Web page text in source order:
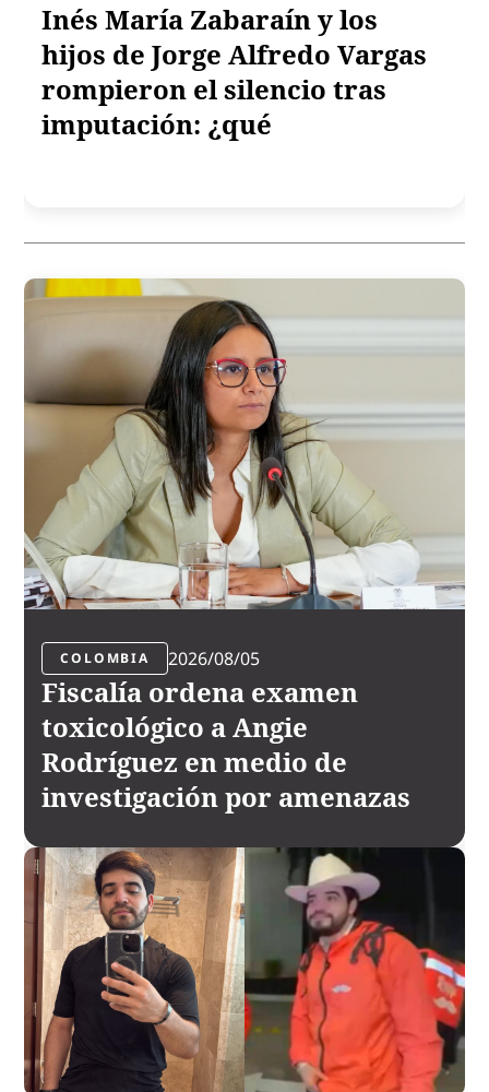
Inés María Zabaraín y los
hijos de Jorge Alfredo Vargas
rompieron el silencio tras
imputación: ¿qué
COLOMBIA 2026/08/05
Fiscalía ordena examen
toxicológico a Angie
Rodríguez en medio de
investigación por amenazas